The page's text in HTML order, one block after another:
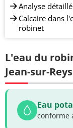
Analyse
Calcaire dans
robinet
L'eau du
Jean-sur-
Eau
conforme